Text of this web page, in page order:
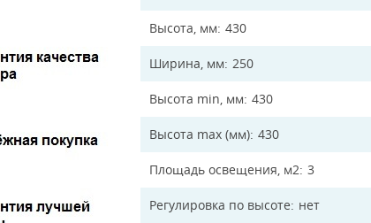
Высота, мм 430
Ширина, мм 250
Высота min, мм 430
Высота max (мм) 430
Площадь освещения, м2 3
Регулировка по высоте нет